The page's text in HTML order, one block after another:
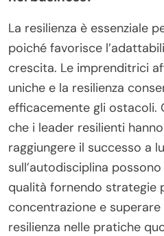
La resilienza è essenziale
poiché favorisce
crescita. Le imprenditrici
uniche e la resilienza
efficacemente gli ostacoli.
che i leader resilienti
raggiungere il successo a
sull’autodisciplina
qualità fornendo strategie
concentrazione e
resilienza nelle pratiche